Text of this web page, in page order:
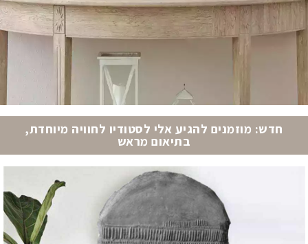
חדש: מוזמנים להגיע אלי לסטודיו לחוויה מיוחדת,
בתיאום מראש